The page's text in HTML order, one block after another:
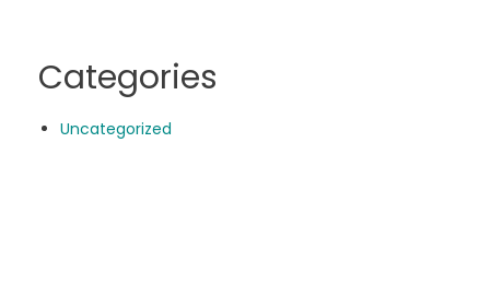
Categories
Uncategorized